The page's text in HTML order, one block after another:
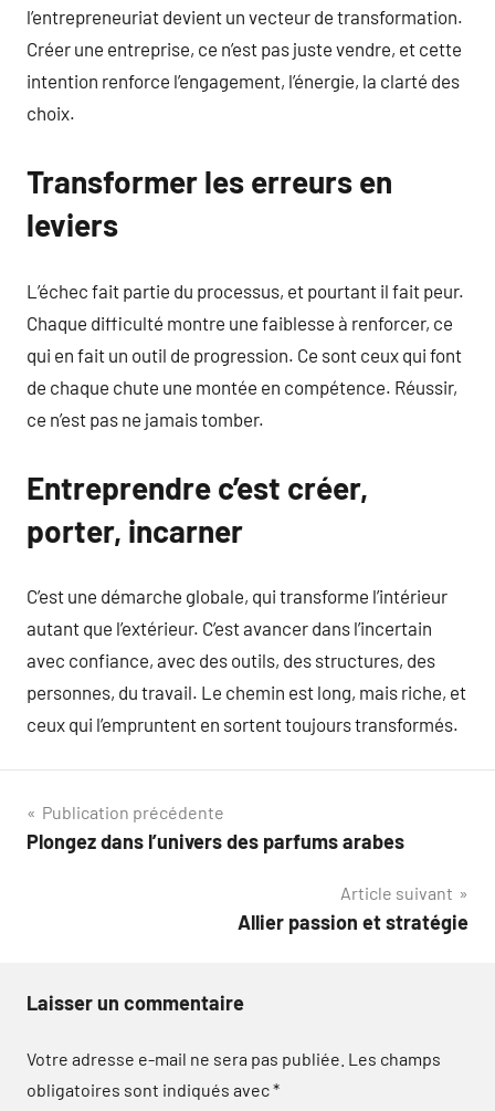
l’entrepreneuriat devient un vecteur de transformation.
Créer une entreprise, ce n’est pas juste vendre, et cette
intention renforce l’engagement, l’énergie, la clarté des
choix.
Transformer les erreurs en
leviers
L’échec fait partie du processus, et pourtant il fait peur.
Chaque difficulté montre une faiblesse à renforcer, ce
qui en fait un outil de progression. Ce sont ceux qui font
de chaque chute une montée en compétence. Réussir,
ce n’est pas ne jamais tomber.
Entreprendre c’est créer,
porter, incarner
C’est une démarche globale, qui transforme l’intérieur
autant que l’extérieur. C’est avancer dans l’incertain
avec confiance, avec des outils, des structures, des
personnes, du travail. Le chemin est long, mais riche, et
ceux qui l’empruntent en sortent toujours transformés.
Navigation
de
Publication précédente
Plongez dans l’univers des parfums arabes
Article suivant
Allier passion et stratégie
Laisser un commentaire
Votre adresse e-mail ne sera pas publiée. Les champs
obligatoires sont indiqués avec*